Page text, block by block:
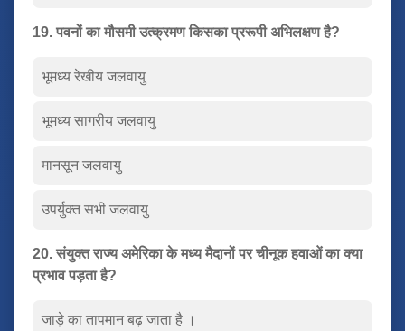
19. पवनों का मौसमी उत्क्रमण किसका प्ररूपी अभिलक्षण है?
भूमध्य रेखीय जलवायु
भूमध्य सागरीय जलवायु
मानसून जलवायु
उपर्युक्त सभी जलवायु
20. संयुक्त राज्य अमेरिका के मध्य मैदानों पर चीनूक हवाओं का क्या
प्रभाव पड़ता है?
जाड़े का तापमान बढ़ जाता है ।